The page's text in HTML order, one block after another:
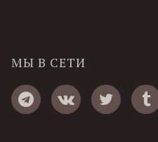
МЫ В СЕТИ